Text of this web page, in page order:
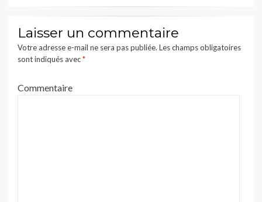
Laisser un commentaire
Votre adresse e-mail ne sera pas publiée. Les champs obligatoires
sont indiqués avec*
Commentaire